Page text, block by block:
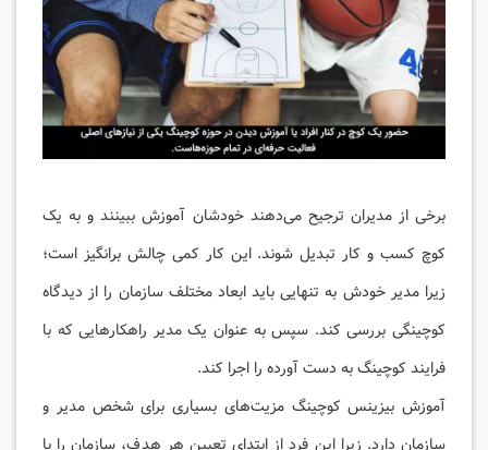
برخی از مدیران ترجیح می‌دهند خودشان آموزش ببینند و به یک
کوچ کسب و کار تبدیل شوند. این کار کمی چالش برانگیز است؛
زیرا مدیر خودش به تنهایی باید ابعاد مختلف سازمان را از دیدگاه
کوچینگی بررسی کند. سپس به عنوان یک مدیر راهکارهایی که با
فرایند کوچینگ به دست آورده را اجرا کند.
آموزش بیزینس کوچینگ مزیت‌های بسیاری برای شخص مدیر و
سازمان دارد. زیرا این فرد از ابتدای تعیین هر هدف، سازمان را با